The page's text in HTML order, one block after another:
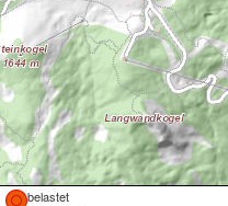
belastet